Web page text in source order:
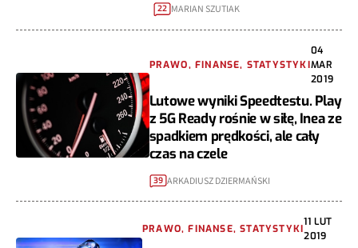
22 MARIAN SZUTIAK
PRAWO, FINANSE, STATYSTYKI
04
MAR
2019
Lutowe wyniki Speedtestu. Play
z 5G Ready rośnie w siłę, Inea ze
spadkiem prędkości, ale cały
czas na czele
39 ARKADIUSZ DZIERMAŃSKI
PRAWO, FINANSE, STATYSTYKI
11 LUT
2019